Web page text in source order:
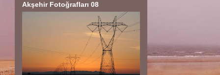
Akşehir Fotoğrafları 08